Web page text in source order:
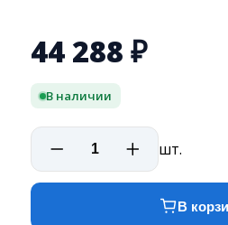
44 288 ₽
В наличии
шт.
В